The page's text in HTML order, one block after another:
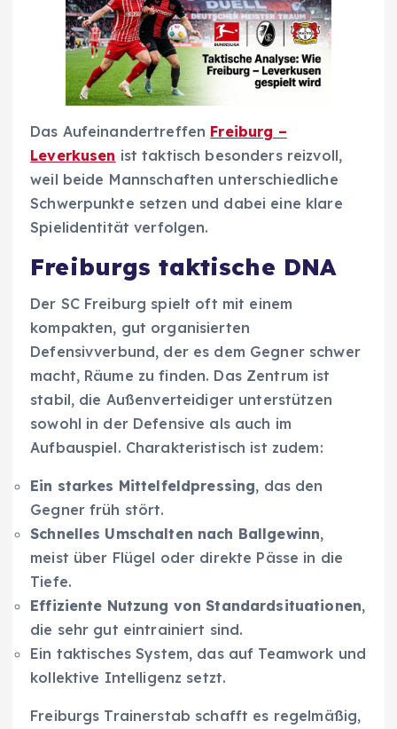
Das Aufeinandertreffen Freiburg –
Leverkusen ist taktisch besonders reizvoll,
weil beide Mannschaften unterschiedliche
Schwerpunkte setzen und dabei eine klare
Spielidentität verfolgen.
Freiburgs taktische DNA
Der SC Freiburg spielt oft mit einem
kompakten, gut organisierten
Defensivverbund, der es dem Gegner schwer
macht, Räume zu finden. Das Zentrum ist
stabil, die Außenverteidiger unterstützen
sowohl in der Defensive als auch im
Aufbauspiel. Charakteristisch ist zudem:
Ein starkes Mittelfeldpressing, das den
Gegner früh stört.
Schnelles Umschalten nach Ballgewinn,
meist über Flügel oder direkte Pässe in die
Tiefe.
Effiziente Nutzung von Standardsituationen,
die sehr gut eintrainiert sind.
Ein taktisches System, das auf Teamwork und
kollektive Intelligenz setzt.
Freiburgs Trainerstab schafft es regelmäßig,